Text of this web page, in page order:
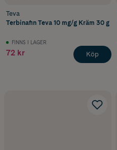
Teva
Terbinafin Teva 10 mg/g Kräm 30 g
FINNS I LAGER
72 kr Köp